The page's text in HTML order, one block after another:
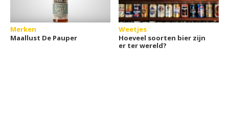
Merken
Maallust De Pauper
Weetjes
Hoeveel soorten bier zijn
er ter wereld?